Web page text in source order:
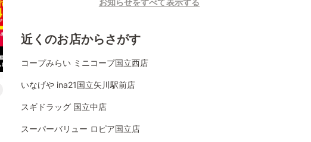
お知らせをすべて表示する
近くのお店からさがす
コープみらい ミニコープ国立西店
いなげや ina21国立矢川駅前店
スギドラッグ 国立中店
スーパーバリュー ロピア国立店